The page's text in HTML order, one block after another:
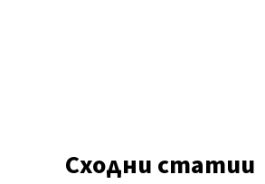
Сходни статии